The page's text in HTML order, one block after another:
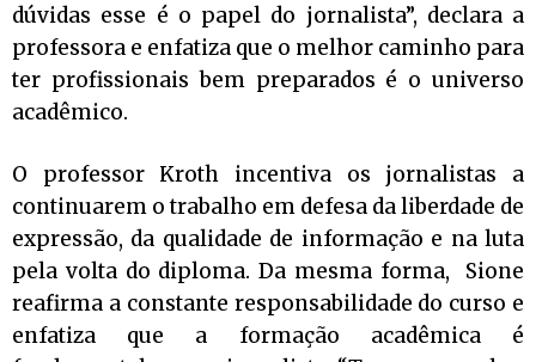
dúvidas esse é o papel do jornalista”, declara a
professora e enfatiza que o melhor caminho para
ter profissionais bem preparados é o universo
acadêmico.
O professor Kroth incentiva os jornalistas a
continuarem o trabalho em defesa da liberdade de
expressão, da qualidade de informação e na luta
pela volta do diploma. Da mesma forma, Sione
reafirma a constante responsabilidade do curso e
enfatiza que a formação acadêmica é